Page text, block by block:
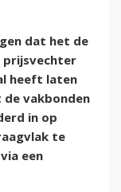
dat het de
prijsvechter
heeft laten
de vakbonden
in op
te
een